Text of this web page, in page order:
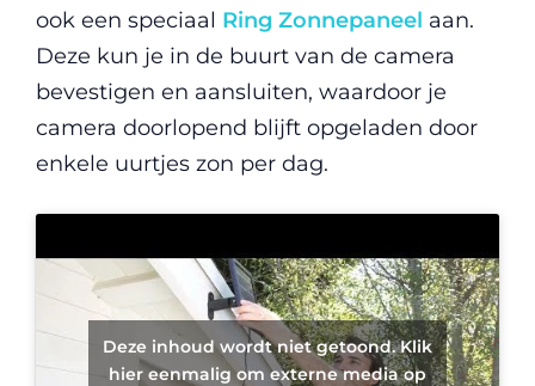
ook een speciaal Ring Zonnepaneel aan.
Deze kun je in de buurt van de camera
bevestigen en aansluiten, waardoor je
camera doorlopend blijft opgeladen door
enkele uurtjes zon per dag.
Deze inhoud wordt niet getoond. Klik
hier eenmalig om externe media op